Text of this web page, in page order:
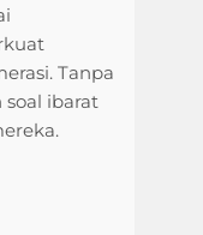
Tanpa
ibarat